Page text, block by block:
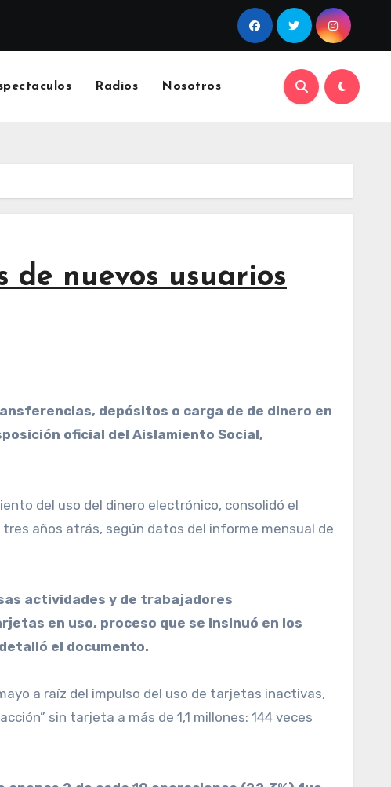
Radios Nosotros
de nuevos usuarios
oficial del Aislamiento Social,
del uso del dinero electrónico, consolidó el
años atrás, según datos del informe mensual de
actividades y de trabajadores
en uso, proceso que se insinuó en los
el documento.
a raíz del impulso del uso de tarjetas inactivas,
sin tarjeta a más de 1,1 millones: 144 veces